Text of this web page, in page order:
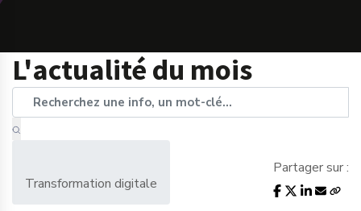
L'actualité du mois
Transformation digitale
Partager sur :